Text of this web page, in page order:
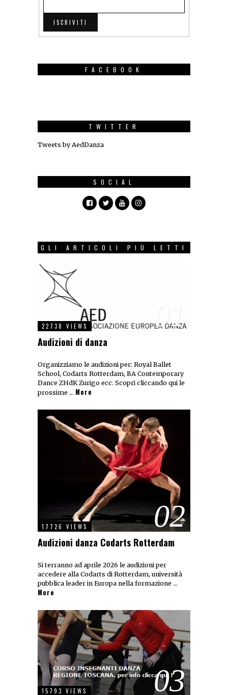
FACEBOOK
TWITTER
Tweets by AedDanza
SOCIAL
GLI ARTICOLI PIÙ LETTI
01
22738 VIEWS
Audizioni di danza
Organizziamo le audizioni per: Royal Ballet
School, Codarts Rotterdam, BA Contemporary
Dance ZHdK Zurigo ecc. Scopri cliccando qui le
prossime … More
02
17726 VIEWS
Audizioni danza Codarts Rotterdam
Si terranno ad aprile 2026 le audizioni per
accedere alla Codarts di Rotterdam, università
pubblica leader in Europa nella formazione …
More
03
15793 VIEWS